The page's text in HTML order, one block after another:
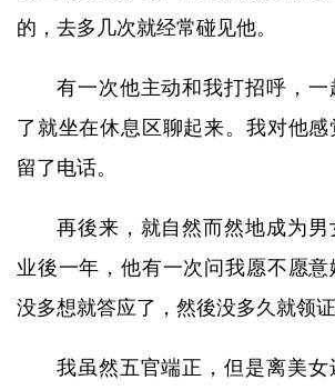
的，去多几次就经常碰见他。
有一次他主动和我打招呼，一
了就坐在休息区聊起来。我对他感
留了电话。
再後来，就自然而然地成为
业後一年，他有一次问我愿不愿
没多想就答应了，然後没多久就领证
我虽然五官端正，但是离美女